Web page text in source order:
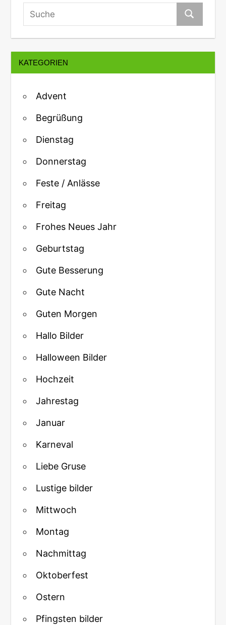
KATEGORIEN
Advent
Begrüßung
Dienstag
Donnerstag
Feste / Anlässe
Freitag
Frohes Neues Jahr
Geburtstag
Gute Besserung
Gute Nacht
Guten Morgen
Hallo Bilder
Halloween Bilder
Hochzeit
Jahrestag
Januar
Karneval
Liebe Gruse
Lustige bilder
Mittwoch
Montag
Nachmittag
Oktoberfest
Ostern
Pfingsten bilder